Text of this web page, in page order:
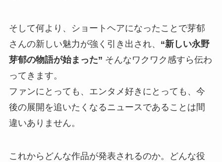
そして何より、ショートヘアになったことで芽郁
さんの新しい魅力が強く引き出され、 “新しい永野
芽郁の物語が始まった” そんなワクワク感すら伝わ
ってきます。
ファンにとっても、エンタメ好きにとっても、今
後の展開を追いたくなるニュースであることは間
違いありません。
これからどんな作品が発表されるのか。どんな役